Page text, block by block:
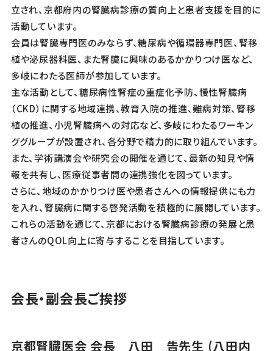
立され、京都府内の腎臓病診療の質向上と患者支援を目的に
活動しています。
会員は腎臓専門医のみならず、糖尿病や循環器専門医、腎移
植や泌尿器科医、また腎臓に興味のあるかかりつけ医など、
多岐にわたる医師が参加しています。
主な活動として、糖尿病性腎症の重症化予防、慢性腎臓病
（CKD）に関する地域連携、教育入院の推進、難病対策、腎移
植の推進、小児腎臓病への対応など、多岐にわたるワーキン
ググループが設置され、各分野で精力的に取り組んでいます。
また、学術講演会や研究会の開催を通じて、最新の知見や情
報を共有し、医療従事者間の連携強化を図っています。
さらに、地域のかかりつけ医や患者さんへの情報提供にも力
を入れ、腎臓病に関する啓発活動を積極的に展開しています。
これらの活動を通じて、京都における腎臓病診療の発展と患
者さんのQOL向上に寄与することを目指しています。
会長・副会長ご挨拶
京都腎臓医会 会長 八田 告先生 (八田内